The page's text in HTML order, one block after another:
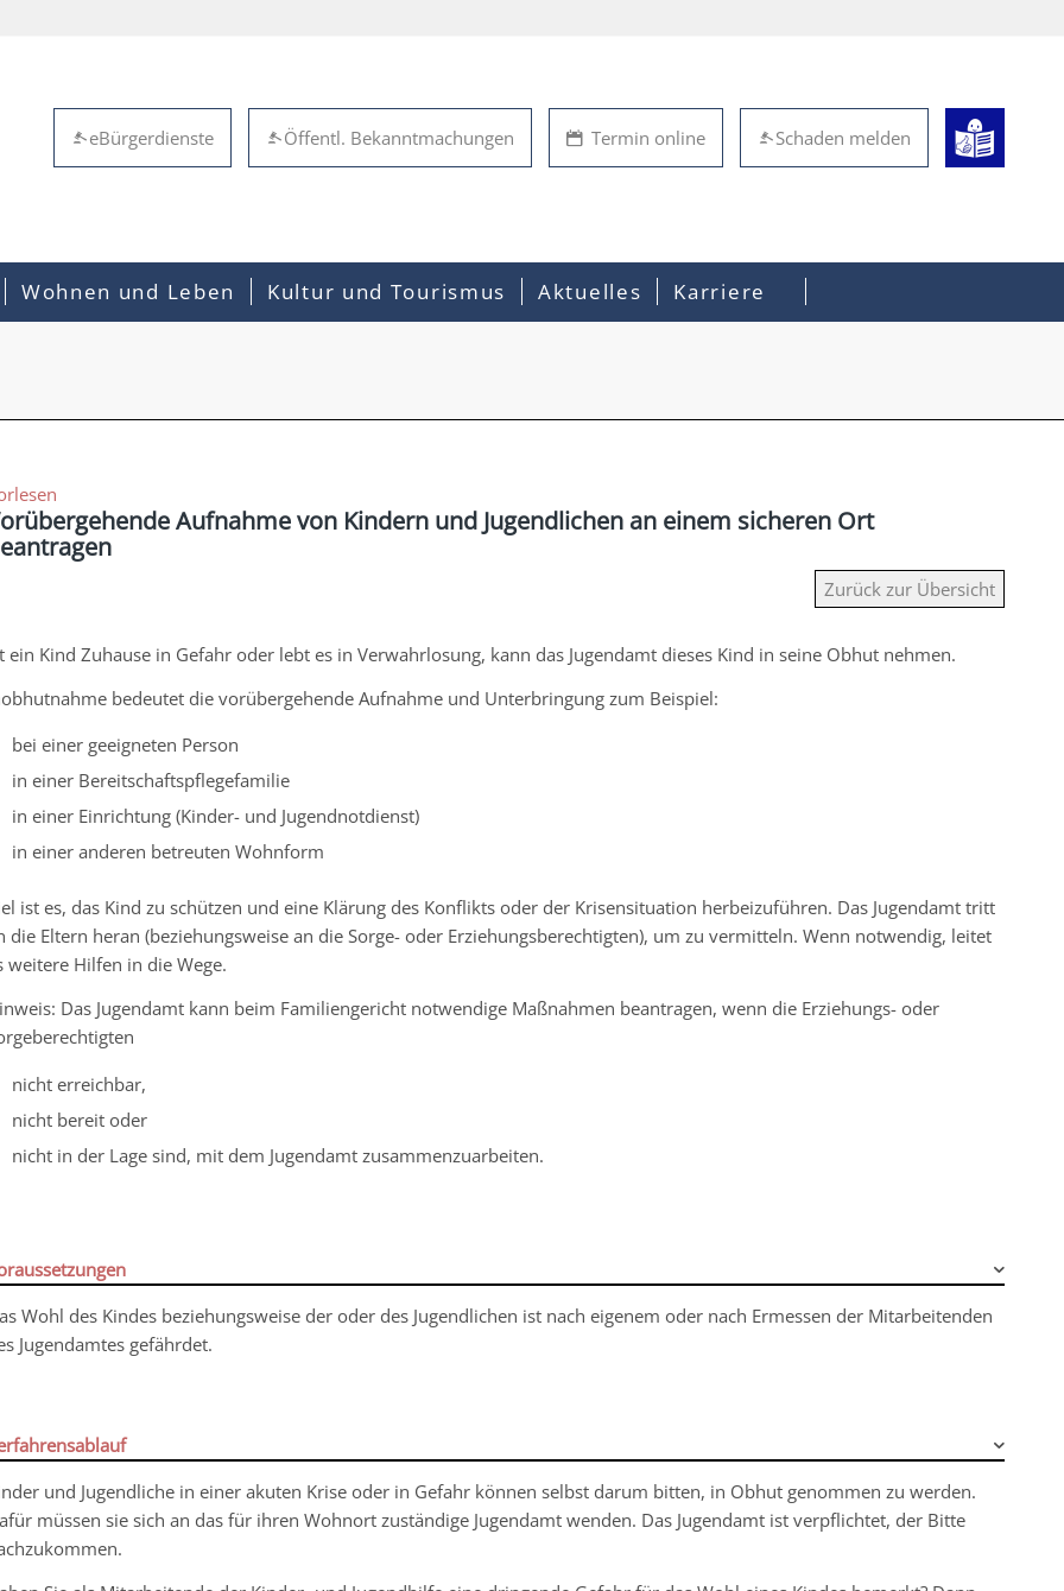
Schaden melden
Termin online
Öffentl. Bekanntmachungen
eBürgerdienste
Wohnen und Leben Kultur und Tourismus Aktuelles Karriere
Aufnahme von Kindern und Jugendlichen an einem sicheren Ort
Zurück zur Übersicht
ein Kind Zuhause in Gefahr oder lebt es in Verwahrlosung, kann das Jugendamt dieses Kind in seine Obhut nehmen.
bedeutet die vorübergehende Aufnahme und Unterbringung zum Beispiel:
bei einer geeigneten Person
in einer Bereitschaftspflegefamilie
in einer Einrichtung (Kinder- und Jugendnotdienst)
in einer anderen betreuten Wohnform
ist es, das Kind zu schützen und eine Klärung des Konflikts oder der Krisensituation herbeizuführen. Das Jugendamt tritt
die Eltern heran (beziehungsweise an die Sorge- oder Erziehungsberechtigten), um zu vermitteln. Wenn notwendig, leitet
weitere Hilfen in die Wege.
Das Jugendamt kann beim Familiengericht notwendige Maßnahmen beantragen, wenn die Erziehungs- oder
nicht erreichbar,
nicht bereit oder
nicht in der Lage sind, mit dem Jugendamt zusammenzuarbeiten.
Wohl des Kindes beziehungsweise der oder des Jugendlichen ist nach eigenem oder nach Ermessen der Mitarbeitenden
Jugendamtes gefährdet.
und Jugendliche in einer akuten Krise oder in Gefahr können selbst darum bitten, in Obhut genommen zu werden.
müssen sie sich an das für ihren Wohnort zuständige Jugendamt wenden. Das Jugendamt ist verpflichtet, der Bitte